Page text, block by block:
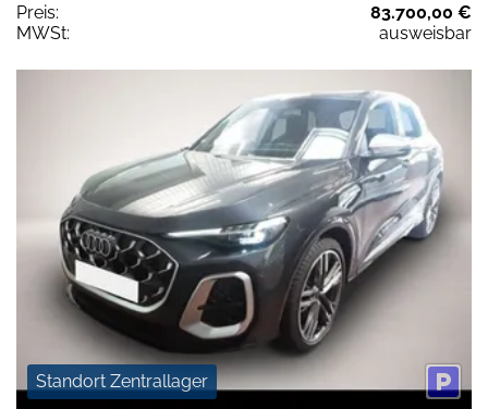
Preis:
83.700,00 €
MWSt:
ausweisbar
Standort Zentrallager